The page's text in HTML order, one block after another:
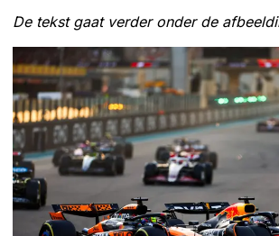
De tekst gaat verder onder de